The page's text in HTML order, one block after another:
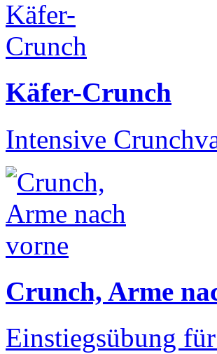
Käfer-Crunch
Intensive
Crunch, Arme
Einstiegsübung